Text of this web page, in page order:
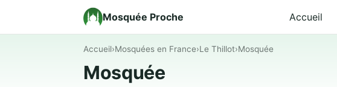
Mosquée Proche Accueil
Accueil›Mosquées en France›Le Thillot›Mosquée
Mosquée